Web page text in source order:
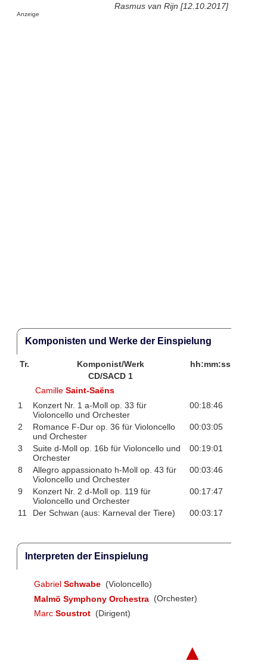
Rasmus van Rijn [12.10.2017]
Anzeige
Komponisten und Werke der Einspielung
Tr. Komponist/Werk
hh:mm:ss
CD/SACD 1
CamilleSaint-Saëns
1
Konzert Nr. 1 a-Moll op. 33 für
Violoncello und Orchester
00:18:46
2
Romance F-Dur op. 36 für Violoncello
und Orchester
00:03:05
3
Suite d-Moll op. 16b für Violoncello und
Orchester
00:19:01
8
Allegro appassionato h-Moll op. 43 für
Violoncello und Orchester
00:03:46
9
Konzert Nr. 2 d-Moll op. 119 für
Violoncello und Orchester
00:17:47
11 Der Schwan (aus: Karneval der Tiere) 00:03:17
Interpreten der Einspielung
Gabriel Schwabe (Violoncello)
Malmö Symphony Orchestra (Orchester)
Marc Soustrot (Dirigent)
▲